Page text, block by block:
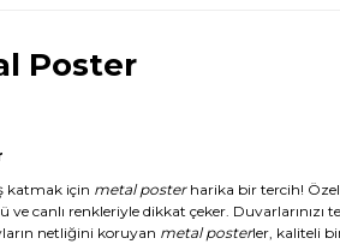
Poster
katmak için metal posterharika bir tercih! Özel
canlı renkleriyle dikkat çeker. Duvarlarınızı
netliğini koruyan metal posterler, kaliteli